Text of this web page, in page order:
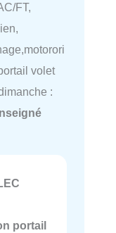
FT,
volet
:
portail